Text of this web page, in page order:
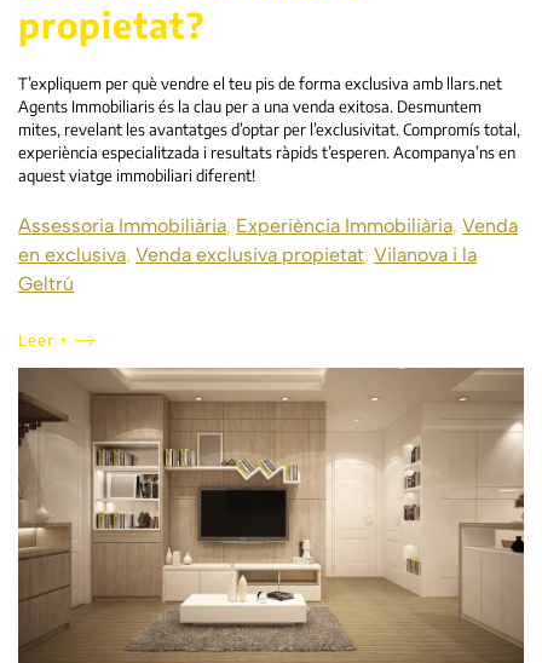
propietat?
T’expliquem per què vendre el teu pis de forma exclusiva amb llars.net
Agents Immobiliaris és la clau per a una venda exitosa. Desmuntem
mites, revelant les avantatges d’optar per l’exclusivitat. Compromís total,
experiència especialitzada i resultats ràpids t’esperen. Acompanya’ns en
aquest viatge immobiliari diferent!
Assessoria Immobiliària, Experiència Immobiliària, Venda
en exclusiva, Venda exclusiva propietat, Vilanova i la
Geltrú
Leer +